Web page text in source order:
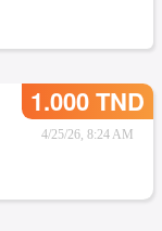
1.000 TND
4/25/26, 8:24 AM